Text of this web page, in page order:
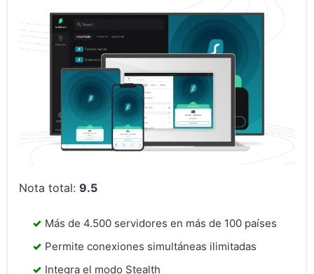
Nota total:9.5
Más de 4.500 servidores en más de 100 países
Permite conexiones simultáneas ilimitadas
Integra el modo Stealth